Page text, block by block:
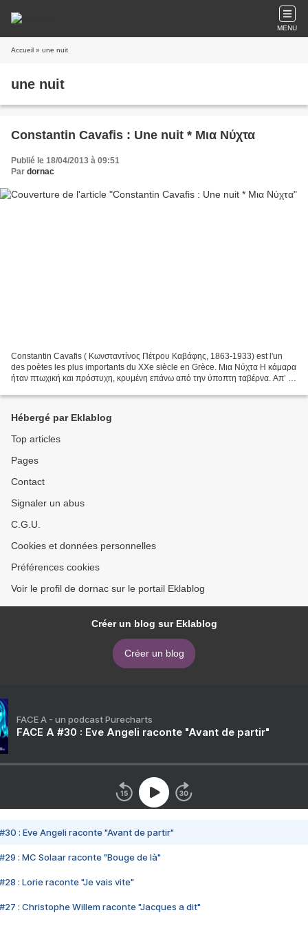
MENU
Accueil » une nuit
une nuit
Constantin Cavafis : Une nuit * Μια Νύχτα
Publié le 18/04/2013 à 09:51
Par dornac
Constantin Cavafis ( Κωνσταντίνος Πέτρου Καβάφης, 1863-1933) est l'un
des poètes les plus importants du XXe siècle en Grèce. Μια Νύχτα Η κάμαρα
ήταν πτωχική και πρόστυχη, κρυμένη επάνω από την ύποπτη ταβέρνα. Aπ’ το
Hébergé par Eklablog
Top articles
Pages
Contact
Signaler un abus
C.G.U.
Cookies et données personnelles
Préférences cookies
Voir le profil de dornac sur le portail Eklablog
Créer un blog sur Eklablog
Créer un blog
FACE A - un podcast Purecharts
FACE A #30 : Eve Angeli raconte "Avant de partir"
#30 : Eve Angeli raconte "Avant de partir"
#29 : MC Solaar raconte "Bouge de là"
#28 : Lorie raconte "Je vais vite"
#27 : Christophe Willem raconte "Jacques a dit"